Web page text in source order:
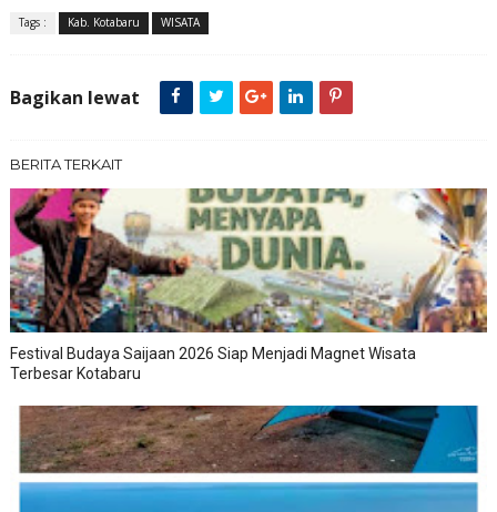
Tags : Kab. Kotabaru WISATA
Bagikan lewat
BERITA TERKAIT
Festival Budaya Saijaan 2026 Siap Menjadi Magnet Wisata
Terbesar Kotabaru